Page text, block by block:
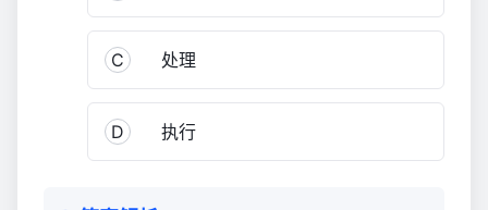
C 处理
D 执行